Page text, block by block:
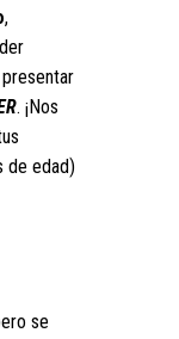
,
. ¡Nos
de edad)
se